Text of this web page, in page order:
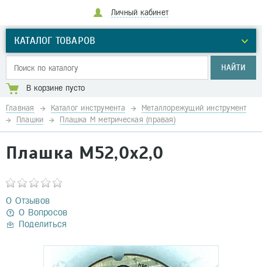
Личный кабинет
КАТАЛОГ ТОВАРОВ
НАЙТИ
В корзине пусто
Главная Каталог инструмента
Металлорежущий инструмент
Плашки
Плашка М метрическая (правая)
Плашка М52,0х2,0
0 Отзывов
0 Вопросов
Поделиться